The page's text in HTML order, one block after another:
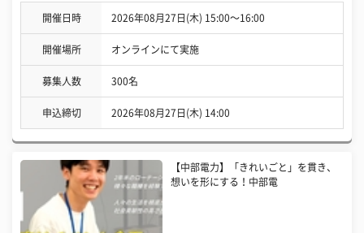
開催日時 2026年08月27日(木) 15:00〜16:00
開催場所 オンラインにて実施
募集人数 300名
申込締切 2026年08月27日(木) 14:00
【中部電力】「きれいごと」を貫き、
想いを形にする！中部電